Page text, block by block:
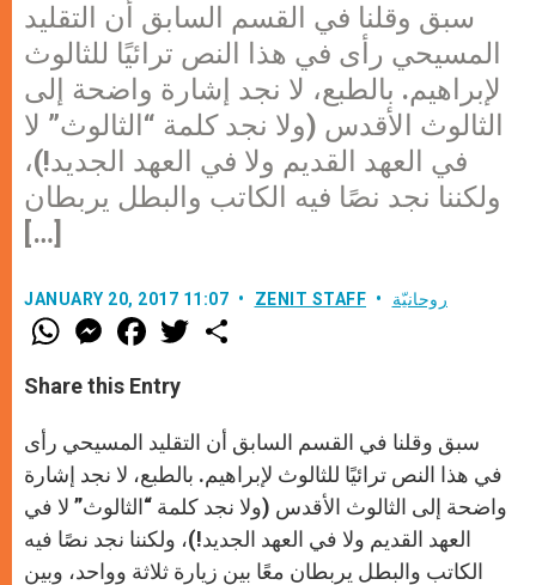
سبق وقلنا في القسم السابق أن التقليد
المسيحي رأى في هذا النص ترائيًا للثالوث
لإبراهيم. بالطبع، لا نجد إشارة واضحة إلى
الثالوث الأقدس (ولا نجد كلمة “الثالوث” لا
في العهد القديم ولا في العهد الجديد!)،
ولكننا نجد نصًا فيه الكاتب والبطل يربطان
[…]
JANUARY 20, 2017 11:07 ZENIT STAFF روحانيّة
W
h
t
s
p
M
e
s
e
g
e
r
F
a
e
b
o
k
w
r
Share this Entry
سبق وقلنا في القسم السابق أن التقليد المسيحي رأى
في هذا النص ترائيًا للثالوث لإبراهيم. بالطبع، لا نجد إشارة
واضحة إلى الثالوث الأقدس (ولا نجد كلمة “الثالوث” لا في
العهد القديم ولا في العهد الجديد!)، ولكننا نجد نصًا فيه
الكاتب والبطل يربطان معًا بين زيارة ثلاثة وواحد، وبين